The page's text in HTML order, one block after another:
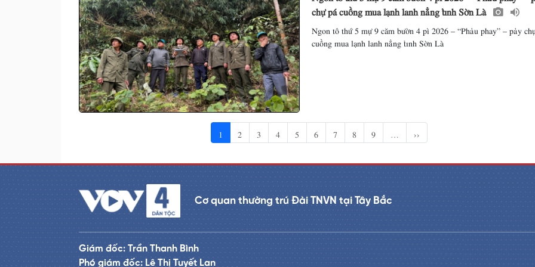
chự pá cuồng mua lạnh lanh nẳng tỉnh Sờn Là
Ngon tô thứ 5 mự 9 căm bườn 4 pì 2026 – “Phảu phay” – pảy
cuồng mua lạnh lanh nẳng tỉnh Sờn Là
1 2 3 4 5 6 7 8 9 ››
Cơ quan thường trú Đài TNVN tại Tây Bắc
Giám đốc: Trần Thanh Bình
Phó giám đốc: Lê Thị Tuyết Lan